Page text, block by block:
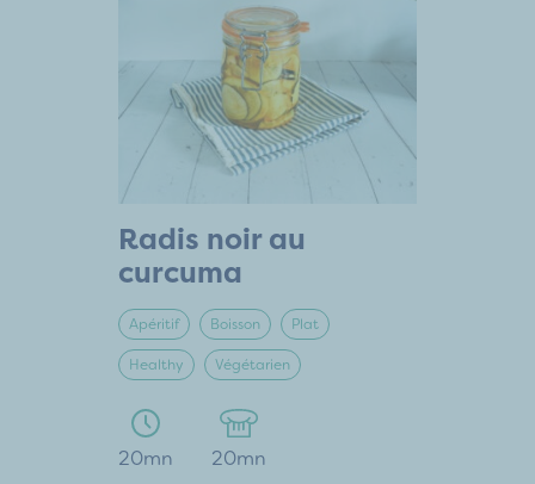
Radis noir au
curcuma
Apéritif Boisson Plat
Healthy Végétarien
20mn 20mn